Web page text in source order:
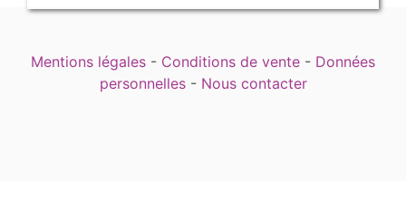
Mentions légales - Conditions de vente - Données
personnelles- Nous contacter